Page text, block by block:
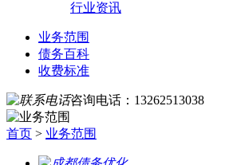
行业资讯
业务范围
债务百科
收费标准
咨询电话： 13262513038
首页 > 业务范围